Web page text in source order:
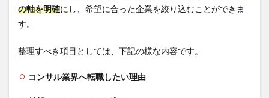
の軸を明確にし、希望に合った企業を絞り込むことができま
す。
整理すべき項目としては、下記の様な内容です。
コンサル業界へ転職したい理由